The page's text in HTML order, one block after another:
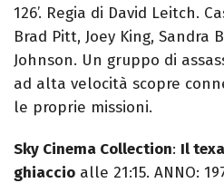
126’. Regia di David Leitch.
Brad Pitt, Joey King, Sandra
Johnson. Un gruppo di
ad alta velocità scopre
le proprie missioni.
Sky Cinema Collection: Il
ghiaccio alle 21:15. ANNO: